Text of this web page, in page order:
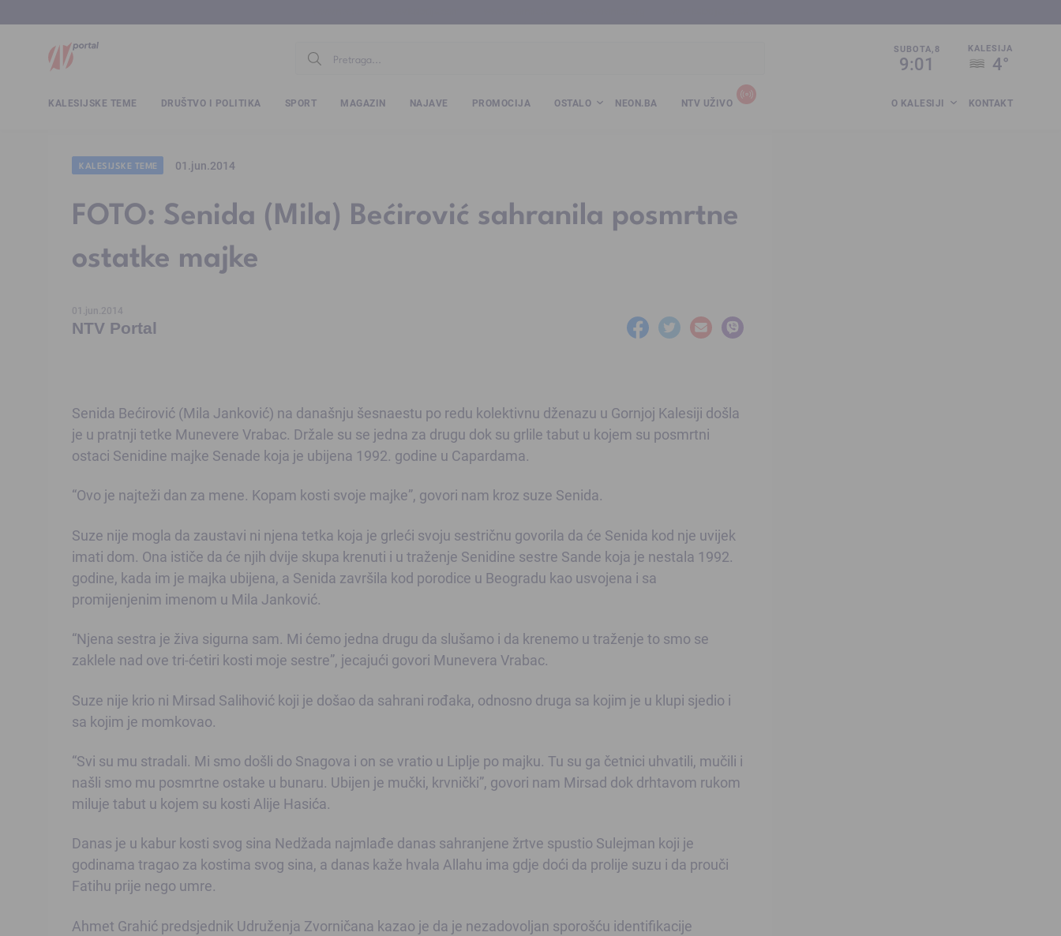
SUBOTA,8
9:01
KALESIJA
4°
KALESIJSKE TEME DRUŠTVO I POLITIKA SPORT MAGAZIN NAJAVE PROMOCIJA OSTALO NEON.BA NTV UŽIVO O KALESIJI KONTAKT
KALESIJSKE TEME 01.jun.2014
FOTO: Senida (Mila) Bećirović sahranila posmrtne
ostatke majke
01.jun.2014
NTV Portal
Senida Bećirović (Mila Janković) na današnju šesnaestu po redu kolektivnu dženazu u Gornjoj Kalesiji došla
je u pratnji tetke Munevere Vrabac. Držale su se jedna za drugu dok su grlile tabut u kojem su posmrtni
ostaci Senidine majke Senade koja je ubijena 1992. godine u Capardama.
“Ovo je najteži dan za mene. Kopam kosti svoje majke”, govori nam kroz suze Senida.
Suze nije mogla da zaustavi ni njena tetka koja je grleći svoju sestričnu govorila da će Senida kod nje uvijek
imati dom. Ona ističe da će njih dvije skupa krenuti i u traženje Senidine sestre Sande koja je nestala 1992.
godine, kada im je majka ubijena, a Senida završila kod porodice u Beogradu kao usvojena i sa
promijenjenim imenom u Mila Janković.
“Njena sestra je živa sigurna sam. Mi ćemo jedna drugu da slušamo i da krenemo u traženje to smo se
zaklele nad ove tri-ćetiri kosti moje sestre”, jecajući govori Munevera Vrabac.
Suze nije krio ni Mirsad Salihović koji je došao da sahrani rođaka, odnosno druga sa kojim je u klupi sjedio i
sa kojim je momkovao.
“Svi su mu stradali. Mi smo došli do Snagova i on se vratio u Liplje po majku. Tu su ga četnici uhvatili, mučili i
našli smo mu posmrtne ostake u bunaru. Ubijen je mučki, krvnički”, govori nam Mirsad dok drhtavom rukom
miluje tabut u kojem su kosti Alije Hasića.
Danas je u kabur kosti svog sina Nedžada najmlađe danas sahranjene žrtve spustio Sulejman koji je
godinama tragao za kostima svog sina, a danas kaže hvala Allahu ima gdje doći da prolije suzu i da prouči
Fatihu prije nego umre.
Ahmet Grahić predsjednik Udruženja Zvorničana kazao je da je nezadovoljan sporošću identifikacije